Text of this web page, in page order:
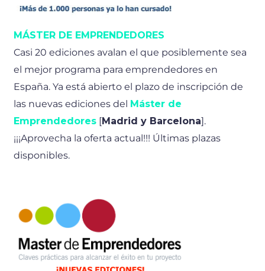
MÁSTER DE EMPRENDEDORES
Casi 20 ediciones avalan el que posiblemente sea
el mejor programa para emprendedores en
España. Ya está abierto el plazo de inscripción de
las nuevas ediciones del Máster de
Emprendedores [Madrid y Barcelona].
¡¡¡Aprovecha la oferta actual!!! Últimas plazas
disponibles.